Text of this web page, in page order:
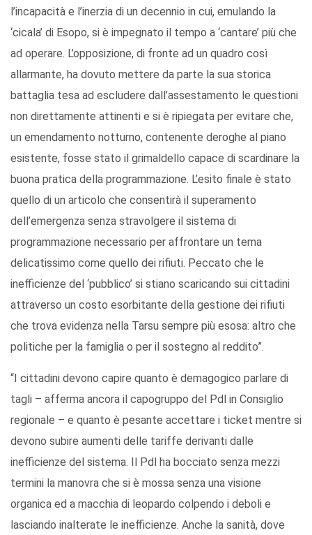
l’incapacità e l’inerzia di un decennio in cui, emulando la
‘cicala’ di Esopo, si è impegnato il tempo a ‘cantare’ più che
ad operare. L’opposizione, di fronte ad un quadro così
allarmante, ha dovuto mettere da parte la sua storica
battaglia tesa ad escludere dall’assestamento le questioni
non direttamente attinenti e si è ripiegata per evitare che,
un emendamento notturno, contenente deroghe al piano
esistente, fosse stato il grimaldello capace di scardinare la
buona pratica della programmazione. L’esito finale è stato
quello di un articolo che consentirà il superamento
dell’emergenza senza stravolgere il sistema di
programmazione necessario per affrontare un tema
delicatissimo come quello dei rifiuti. Peccato che le
inefficienze del ‘pubblico’ si stiano scaricando sui cittadini
attraverso un costo esorbitante della gestione dei rifiuti
che trova evidenza nella Tarsu sempre più esosa: altro che
politiche per la famiglia o per il sostegno al reddito”.
“I cittadini devono capire quanto è demagogico parlare di
tagli – afferma ancora il capogruppo del Pdl in Consiglio
regionale – e quanto è pesante accettare i ticket mentre si
devono subire aumenti delle tariffe derivanti dalle
inefficienze del sistema. Il Pdl ha bocciato senza mezzi
termini la manovra che si è mossa senza una visione
organica ed a macchia di leopardo colpendo i deboli e
lasciando inalterate le inefficienze. Anche la sanità, dove